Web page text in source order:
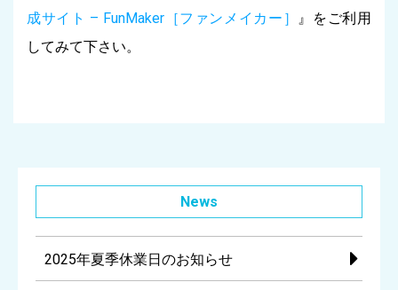
成サイト – FunMaker［ファンメイカー］ 』をご利用
してみて下さい。
News
2025年夏季休業日のお知らせ